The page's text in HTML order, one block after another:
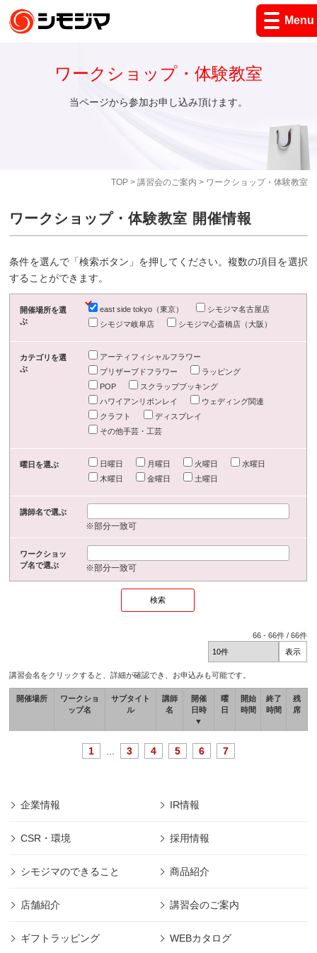
Menu
TOP> 講習会のご案内 > ワークショップ・体験教室
ワークショップ・体験教室
当ページから参加お申し込み頂けます。
ワークショップ・体験教室 開催情報
条件を選んで「検索ボタン」を押してください。複数の項目を選択
することができます。
開催場所を選
ぶ
east side tokyo（東京）
シモジマ名古屋店
シモジマ岐阜店
シモジマ心斎橋店（大阪）
カテゴリを選
ぶ
アーティフィシャルフラワー
プリザーブドフラワー
ラッピング
POP
スクラップブッキング
ハワイアンリボンレイ
ウェディング関連
クラフト
ディスプレイ
その他手芸・工芸
曜日を選ぶ 日曜日 月曜日 火曜日
水曜日
木曜日
金曜日 土曜日
講師名で選ぶ
※部分一致可
ワークショッ
プ名で選ぶ
※部分一致可
66 -66件 /66件
講習会名をクリックすると、詳細が確認でき、お申込みも可能です。
開催場所
ワークショ
ップ名
サブタイト
ル
講師
名
開催
日時
▼
曜
日
開始
時間
終了
時間
残
席
1 3 4 5 6 7
企業情報 IR情報
CSR・環境 採用情報
シモジマのできること 商品紹介
店舗紹介 講習会のご案内
ギフトラッピング WEBカタログ